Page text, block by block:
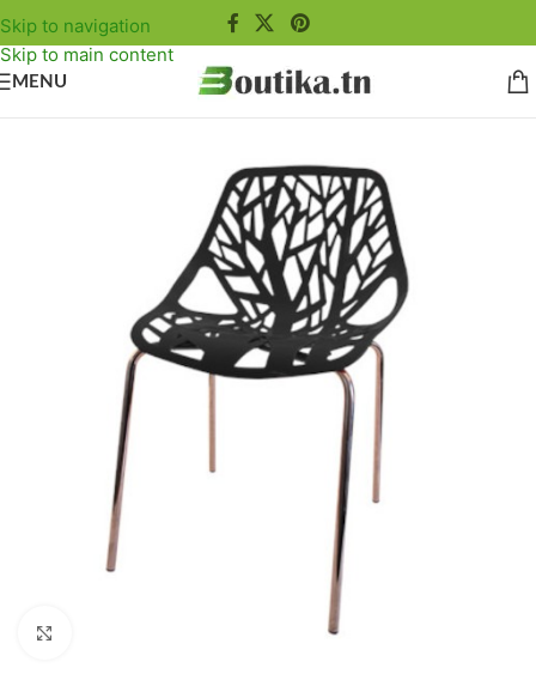
Skip to navigation
Skip to main content
MENU